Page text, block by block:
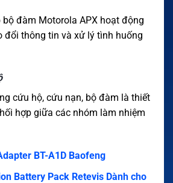
đàm Motorola APX hoạt động
đổi thông tin và xử lý tình huống
cứu hộ, cứu nạn, bộ đàm là thiết
hợp giữa các nhóm làm nhiệm
BT-A1D Baofeng
Battery Pack Retevis Dành cho